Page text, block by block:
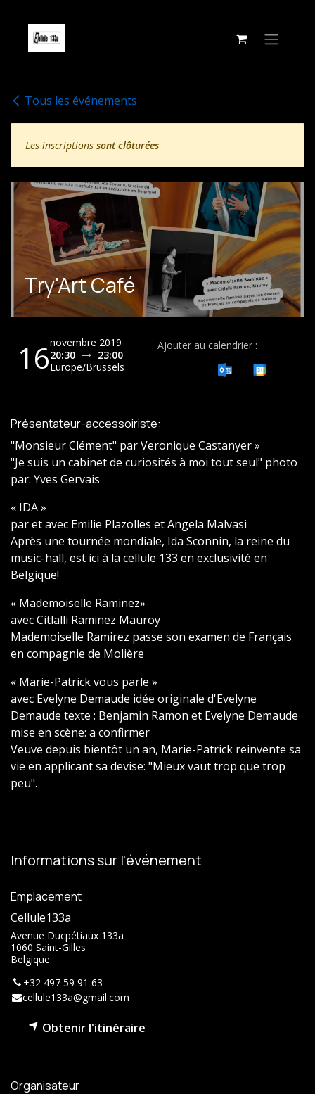
Tous les événements
Les inscriptions sont clôturées
Try'Art Café
16novembre 2019
20:30
23:00
Europe/Brussels
Ajouter au calendrier :
Présentateur-accessoiriste:
"Monsieur Clément" par Veronique Castanyer »
"Je suis un cabinet de curiosités à moi tout seul" photo
par: Yves Gervais
« IDA »
par et avec Emilie Plazolles et Angela Malvasi
Après une tournée mondiale, Ida Sconnin, la reine du
music-hall, est ici à la cellule 133 en exclusivité en
Belgique!
« Mademoiselle Raminez»
avec Citlalli Raminez Mauroy
Mademoiselle Ramirez passe son examen de Français
en compagnie de Molière
« Marie-Patrick vous parle »
avec Evelyne Demaude idée originale d'Evelyne
Demaude texte : Benjamin Ramon et Evelyne Demaude
mise en scène: a confirmer
Veuve depuis bientôt un an, Marie-Patrick reinvente sa
vie en applicant sa devise: "Mieux vaut trop que trop
peu".
Informations sur l'événement
Emplacement
Cellule133a
Avenue Ducpétiaux 133a
1060 Saint-Gilles
Belgique
+32 497 59 91 63
cellule133a@gmail.com
Obtenir l'itinéraire
Organisateur